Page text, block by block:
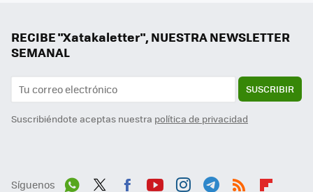
RECIBE "Xatakaletter", NUESTRA NEWSLETTER
SEMANAL
SUSCRIBIR
Suscribiéndote aceptas nuestra política de privacidad
Síguenos